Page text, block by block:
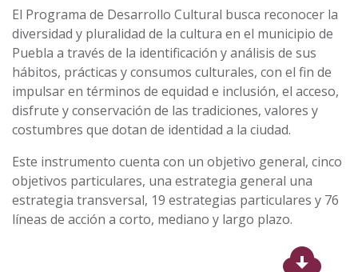
El Programa de Desarrollo Cultural busca reconocer la
diversidad y pluralidad de la cultura en el municipio de
Puebla a través de la identificación y análisis de sus
hábitos, prácticas y consumos culturales, con el fin de
impulsar en términos de equidad e inclusión, el acceso,
disfrute y conservación de las tradiciones, valores y
costumbres que dotan de identidad a la ciudad.
Este instrumento cuenta con un objetivo general, cinco
objetivos particulares, una estrategia general una
estrategia transversal, 19 estrategias particulares y 76
líneas de acción a corto, mediano y largo plazo.